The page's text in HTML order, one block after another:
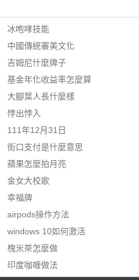
冰咆哮技能
中國傳統審美文化
吉姆尼什麼牌子
基金年化收益率怎麼算
大腳葉人長什麼樣
悖出悖入
111年12月31日
街口支付是什麼意思
蘋果怎麼拍月亮
金女大校歌
幸福牌
airpods操作方法
windows 10如何激活
槐米茶怎麼做
印度咖喱做法